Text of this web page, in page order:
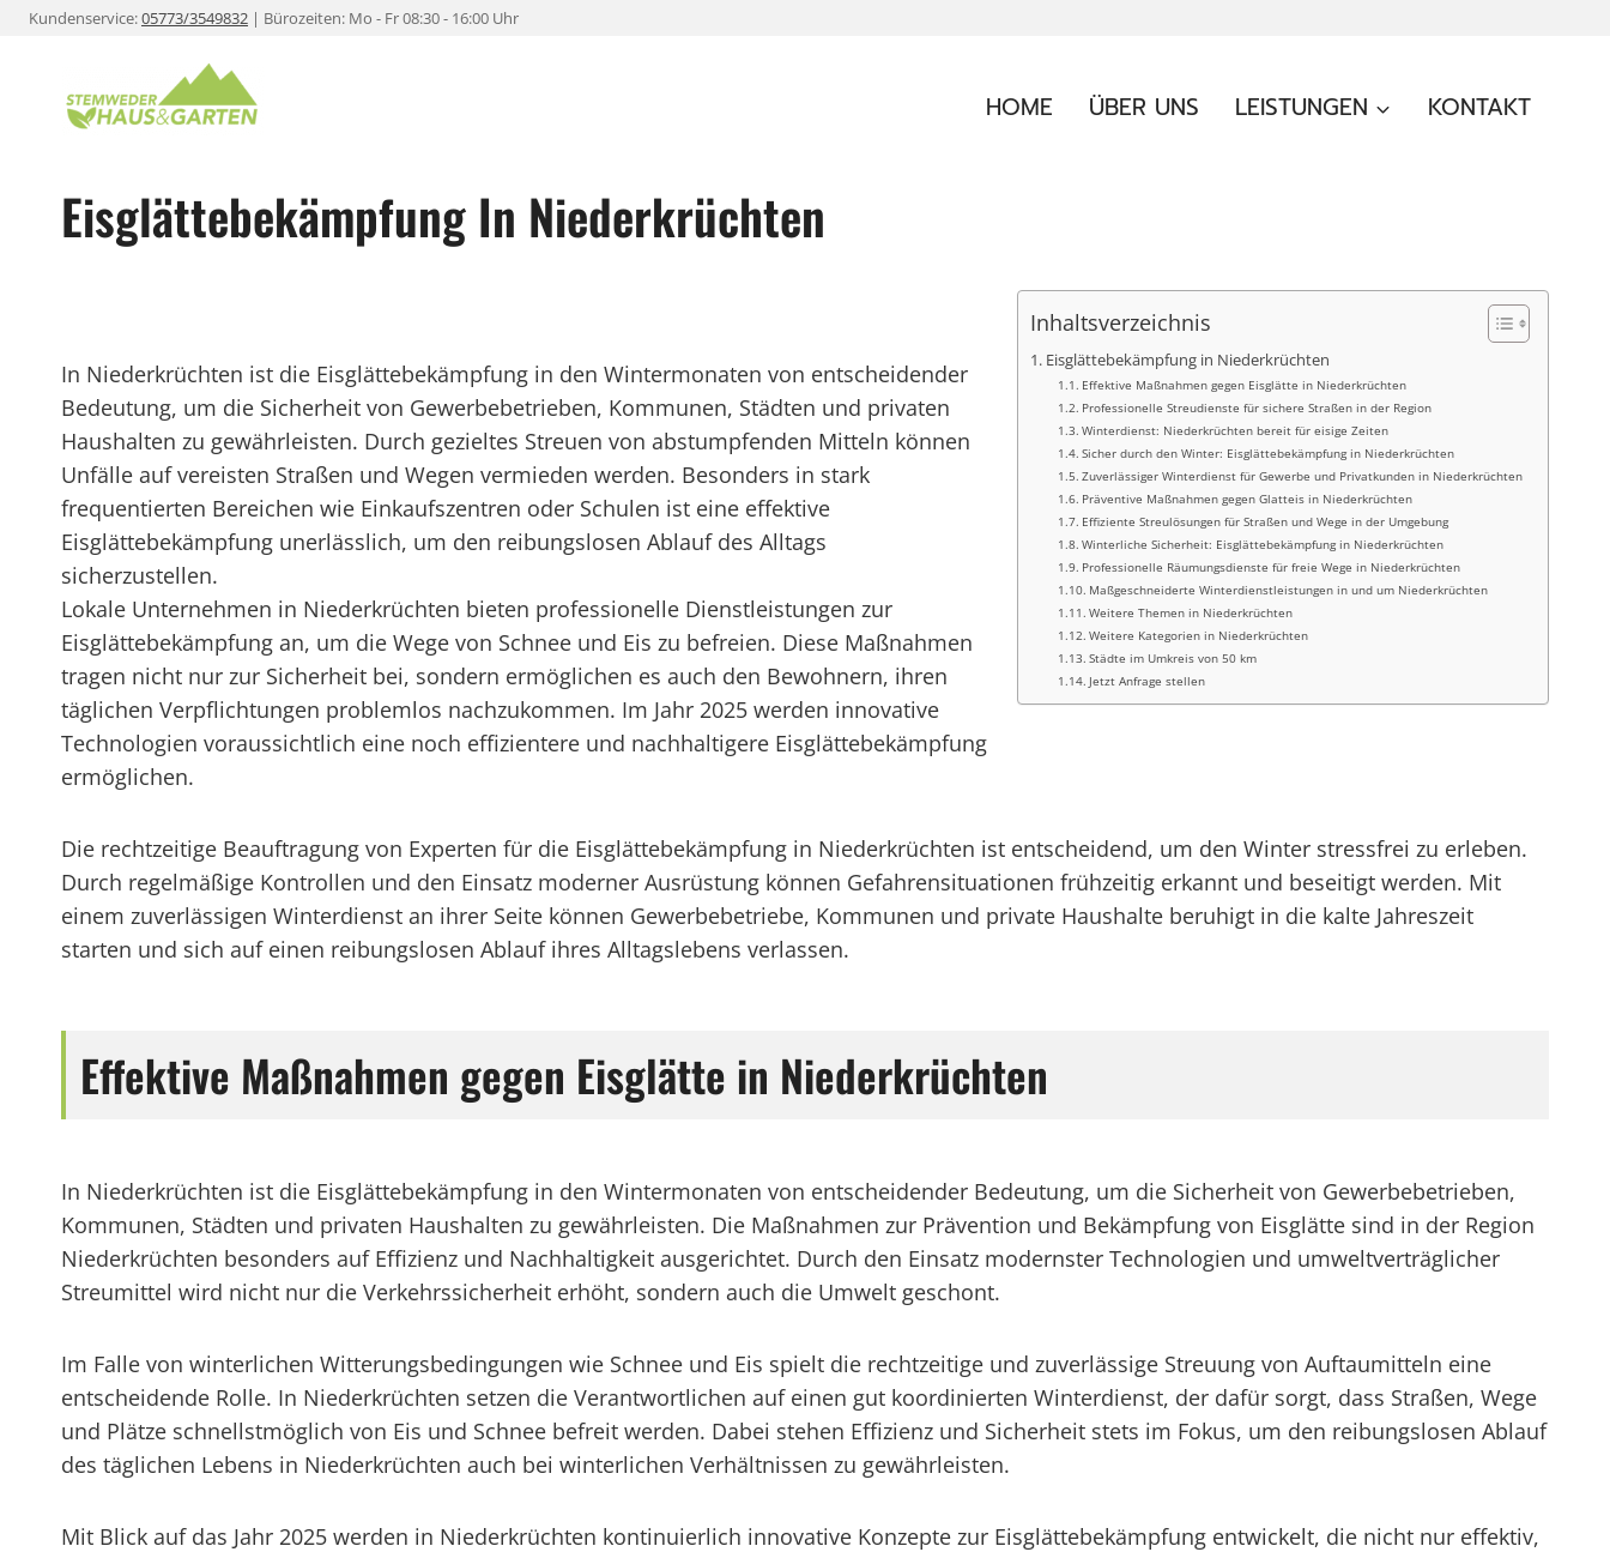
ZumKundenservice:05773/3549832 | Bürozeiten: Mo - Fr 08:30 - 16:00 Uhr
HOME ÜBER UNS LEISTUNGEN KONTAKT
Eisglättebekämpfung In Niederkrüchten
Inhaltsverzeichnis
Eisglättebekämpfung in Niederkrüchten
Effektive Maßnahmen gegen Eisglätte in Niederkrüchten
Professionelle Streudienste für sichere Straßen in der Region
Winterdienst: Niederkrüchten bereit für eisige Zeiten
Sicher durch den Winter: Eisglättebekämpfung in Niederkrüchten
Zuverlässiger Winterdienst für Gewerbe und Privatkunden in Niederkrüchten
Präventive Maßnahmen gegen Glatteis in Niederkrüchten
Effiziente Streulösungen für Straßen und Wege in der Umgebung
Winterliche Sicherheit: Eisglättebekämpfung in Niederkrüchten
Professionelle Räumungsdienste für freie Wege in Niederkrüchten
Maßgeschneiderte Winterdienstleistungen in und um Niederkrüchten
Weitere Themen in Niederkrüchten
Weitere Kategorien in Niederkrüchten
Städte im Umkreis von 50 km
Jetzt Anfrage stellen
In Niederkrüchten ist die Eisglättebekämpfung in den Wintermonaten von entscheidender
Bedeutung, um die Sicherheit von Gewerbebetrieben, Kommunen, Städten und privaten
Haushalten zu gewährleisten. Durch gezieltes Streuen von abstumpfenden Mitteln können
Unfälle auf vereisten Straßen und Wegen vermieden werden. Besonders in stark
frequentierten Bereichen wie Einkaufszentren oder Schulen ist eine effektive
Eisglättebekämpfung unerlässlich, um den reibungslosen Ablauf des Alltags
sicherzustellen.
Lokale Unternehmen in Niederkrüchten bieten professionelle Dienstleistungen zur
Eisglättebekämpfung an, um die Wege von Schnee und Eis zu befreien. Diese Maßnahmen
tragen nicht nur zur Sicherheit bei, sondern ermöglichen es auch den Bewohnern, ihren
täglichen Verpflichtungen problemlos nachzukommen. Im Jahr 2025 werden innovative
Technologien voraussichtlich eine noch effizientere und nachhaltigere Eisglättebekämpfung
ermöglichen.
Die rechtzeitige Beauftragung von Experten für die Eisglättebekämpfung in Niederkrüchten ist entscheidend, um den Winter stressfrei zu erleben.
Durch regelmäßige Kontrollen und den Einsatz moderner Ausrüstung können Gefahrensituationen frühzeitig erkannt und beseitigt werden. Mit
einem zuverlässigen Winterdienst an ihrer Seite können Gewerbebetriebe, Kommunen und private Haushalte beruhigt in die kalte Jahreszeit
starten und sich auf einen reibungslosen Ablauf ihres Alltagslebens verlassen.
Effektive Maßnahmen gegen Eisglätte in Niederkrüchten
In Niederkrüchten ist die Eisglättebekämpfung in den Wintermonaten von entscheidender Bedeutung, um die Sicherheit von Gewerbebetrieben,
Kommunen, Städten und privaten Haushalten zu gewährleisten. Die Maßnahmen zur Prävention und Bekämpfung von Eisglätte sind in der Region
Niederkrüchten besonders auf Effizienz und Nachhaltigkeit ausgerichtet. Durch den Einsatz modernster Technologien und umweltverträglicher
Streumittel wird nicht nur die Verkehrssicherheit erhöht, sondern auch die Umwelt geschont.
Im Falle von winterlichen Witterungsbedingungen wie Schnee und Eis spielt die rechtzeitige und zuverlässige Streuung von Auftaumitteln eine
entscheidende Rolle. In Niederkrüchten setzen die Verantwortlichen auf einen gut koordinierten Winterdienst, der dafür sorgt, dass Straßen, Wege
und Plätze schnellstmöglich von Eis und Schnee befreit werden. Dabei stehen Effizienz und Sicherheit stets im Fokus, um den reibungslosen Ablauf
des täglichen Lebens in Niederkrüchten auch bei winterlichen Verhältnissen zu gewährleisten.
Mit Blick auf das Jahr 2025 werden in Niederkrüchten kontinuierlich innovative Konzepte zur Eisglättebekämpfung entwickelt, die nicht nur effektiv,